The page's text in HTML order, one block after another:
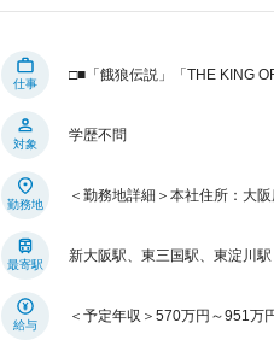
仕事
□■「餓狼伝説」「THE KING
対象
学歴不問
勤務地
＜勤務地詳細＞本社住所：大
最寄駅
新大阪駅、東三国駅、東淀川駅
給与
＜予定年収＞570万円～951万